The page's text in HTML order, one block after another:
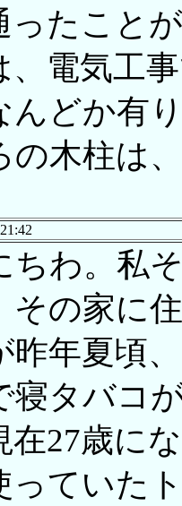
ったこと
、電気工
んどか有
の木柱は
ちわ。私
その家に
昨年夏頃
寝タバコ
在27歳に
っていた